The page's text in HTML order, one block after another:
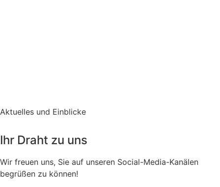
Aktuelles und Einblicke
Ihr Draht zu uns
Wir freuen uns, Sie auf unseren Social-Media-Kanälen
begrüßen zu können!